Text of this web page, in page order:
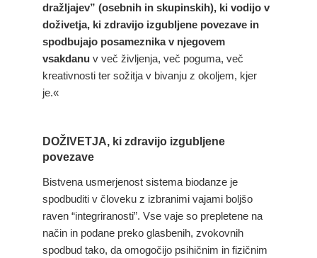
dražljajev” (osebnih in skupinskih), ki vodijo v
doživetja, ki zdravijo izgubljene povezave in
spodbujajo posameznika v njegovem
vsakdanu v več življenja, več poguma, več
kreativnosti ter sožitja v bivanju z okoljem, kjer
je.«
DOŽIVETJA, ki zdravijo izgubljene
povezave
Bistvena usmerjenost sistema biodanze je
spodbuditi v človeku z izbranimi vajami boljšo
raven “integriranosti”. Vse vaje so prepletene na
način in podane preko glasbenih, zvokovnih
spodbud tako, da omogočijo psihičnim in fizičnim